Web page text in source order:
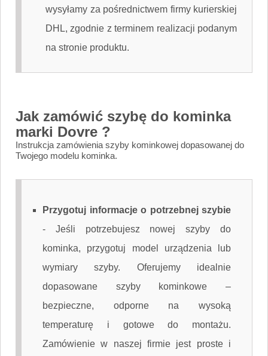
wysyłamy za pośrednictwem firmy kurierskiej
DHL, zgodnie z terminem realizacji podanym
na stronie produktu.
Jak zamówić szybę do kominka
marki Dovre ?
Instrukcja zamówienia szyby kominkowej dopasowanej do
Twojego modelu kominka.
Przygotuj informacje o potrzebnej szybie
- Jeśli potrzebujesz nowej szyby do
kominka, przygotuj model urządzenia lub
wymiary szyby. Oferujemy idealnie
dopasowane szyby kominkowe –
bezpieczne, odporne na wysoką
temperaturę i gotowe do montażu.
Zamówienie w naszej firmie jest proste i